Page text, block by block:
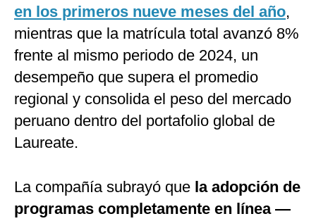
en los primeros nueve meses del año,
mientras que la matrícula total avanzó 8%
frente al mismo periodo de 2024, un
desempeño que supera el promedio
regional y consolida el peso del mercado
peruano dentro del portafolio global de
Laureate.
La compañía subrayó que la adopción de
programas completamente en línea —